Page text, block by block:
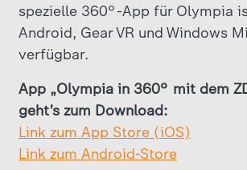
spezielle 360°-App für Olympia
Android, Gear VR und Windows
verfügbar.
App „Olympia in 360° mit dem
geht’s zum Download:
Link zum App Store (iOS)
Link zum Android-Store